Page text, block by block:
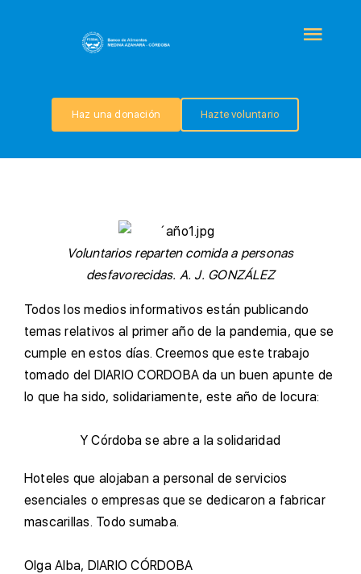
QUIÉNES SOMOS
TRANSPARENCIA
NOTICIAS
CONTACTO
Haz una donación Hazte voluntario
Voluntarios reparten comida a personas
desfavorecidas. A. J. GONZÁLEZ
Todos los medios informativos están publicando
temas relativos al primer año de la pandemia, que se
cumple en estos días. Creemos que este trabajo
tomado del DIARIO CORDOBA da un buen apunte de
lo que ha sido, solidariamente, este año de locura:
Y Córdoba se abre a la solidaridad
Hoteles que alojaban a personal de servicios
esenciales o empresas que se dedicaron a fabricar
mascarillas. Todo sumaba.
Olga Alba, DIARIO CÓRDOBA